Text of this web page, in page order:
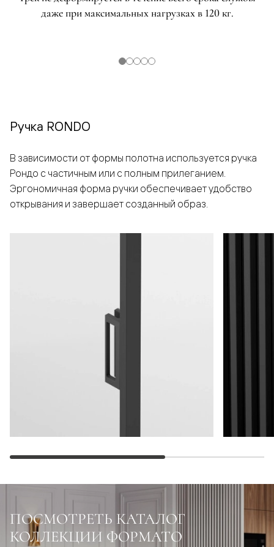
даже при максимальных нагрузках в 120 кг.
Ручка RONDO
В зависимости от формы полотна используется ручка
Рондо с частичным или с полным прилеганием.
Эргономичная форма ручки обеспечивает удобство
открывания и завершает созданный образ.
ПОСМОТРЕТЬ КАТАЛОГ
КОЛЛЕКЦИИ ФОРМАТО